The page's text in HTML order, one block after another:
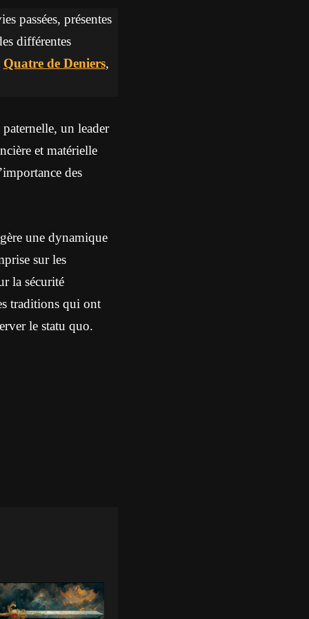
passées, présentes
différentes
Quatre de Deniers,
un leader
et matérielle
des
une dynamique
sur les
la sécurité
traditions qui ont
le statu quo.